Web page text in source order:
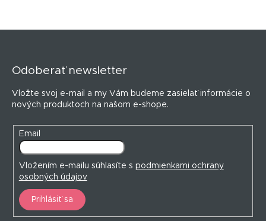
v
i
s
Odoberať newsletter
Vložte svoj e-mail a my Vám budeme zasielať informácie o
nových produktoch na našom e-shope.
Email
Vložením e-mailu súhlasíte s podmienkami ochrany
osobných údajov
Prihlásiť sa